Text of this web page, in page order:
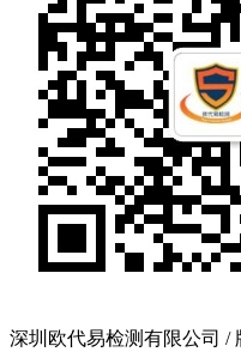
深圳欧代易检测有限公司 /